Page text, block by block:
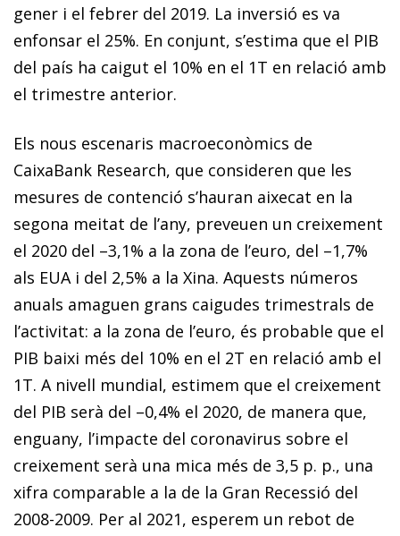
gener i el febrer del 2019. La inversió es va
enfonsar el 25%. En conjunt, s’estima que el PIB
del país ha caigut el 10% en el 1T en relació amb
el trimestre anterior.
Els nous escenaris macroeconòmics de
CaixaBank Research, que consideren que les
mesures de contenció s’hauran aixecat en la
segona meitat de l’any, preveuen un creixement
el 2020 del –3,1% a la zona de l’euro, del –1,7%
als EUA i del 2,5% a la Xina. Aquests números
anuals amaguen grans caigudes trimestrals de
l’activitat: a la zona de l’euro, és probable que el
PIB baixi més del 10% en el 2T en relació amb el
1T. A nivell mundial, estimem que el creixement
del PIB serà del –0,4% el 2020, de manera que,
enguany, l’impacte del coronavirus sobre el
creixement serà una mica més de 3,5 p. p., una
xifra comparable a la de la Gran Recessió del
2008-2009. Per al 2021, esperem un rebot de